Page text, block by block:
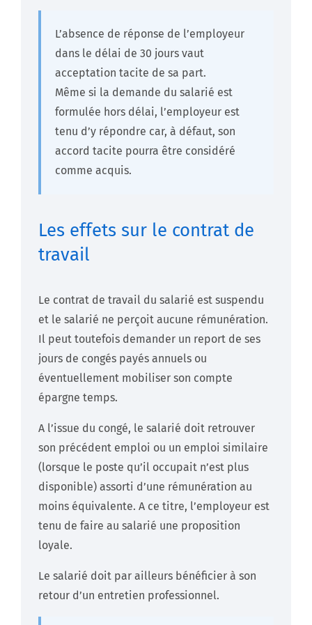
L’absence de réponse de l’employeur
dans le délai de 30 jours vaut
acceptation tacite de sa part.
Même si la demande du salarié est
formulée hors délai, l’employeur est
tenu d’y répondre car, à défaut, son
accord tacite pourra être considéré
comme acquis.
Les effets sur le contrat de
travail
Le contrat de travail du salarié est suspendu
et le salarié ne perçoit aucune rémunération.
Il peut toutefois demander un report de ses
jours de congés payés annuels ou
éventuellement mobiliser son compte
épargne temps.
A l’issue du congé, le salarié doit retrouver
son précédent emploi ou un emploi similaire
(lorsque le poste qu’il occupait n’est plus
disponible) assorti d’une rémunération au
moins équivalente. A ce titre, l’employeur est
tenu de faire au salarié une proposition
loyale.
Le salarié doit par ailleurs bénéficier à son
retour d’un entretien professionnel.